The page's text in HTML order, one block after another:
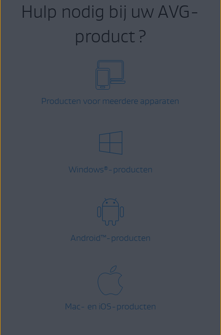
Hulp nodig bij uw AVG-
product ?
Producten voor meerdere apparaten
Windows® -producten
Android™-producten
Mac- en iOS-producten